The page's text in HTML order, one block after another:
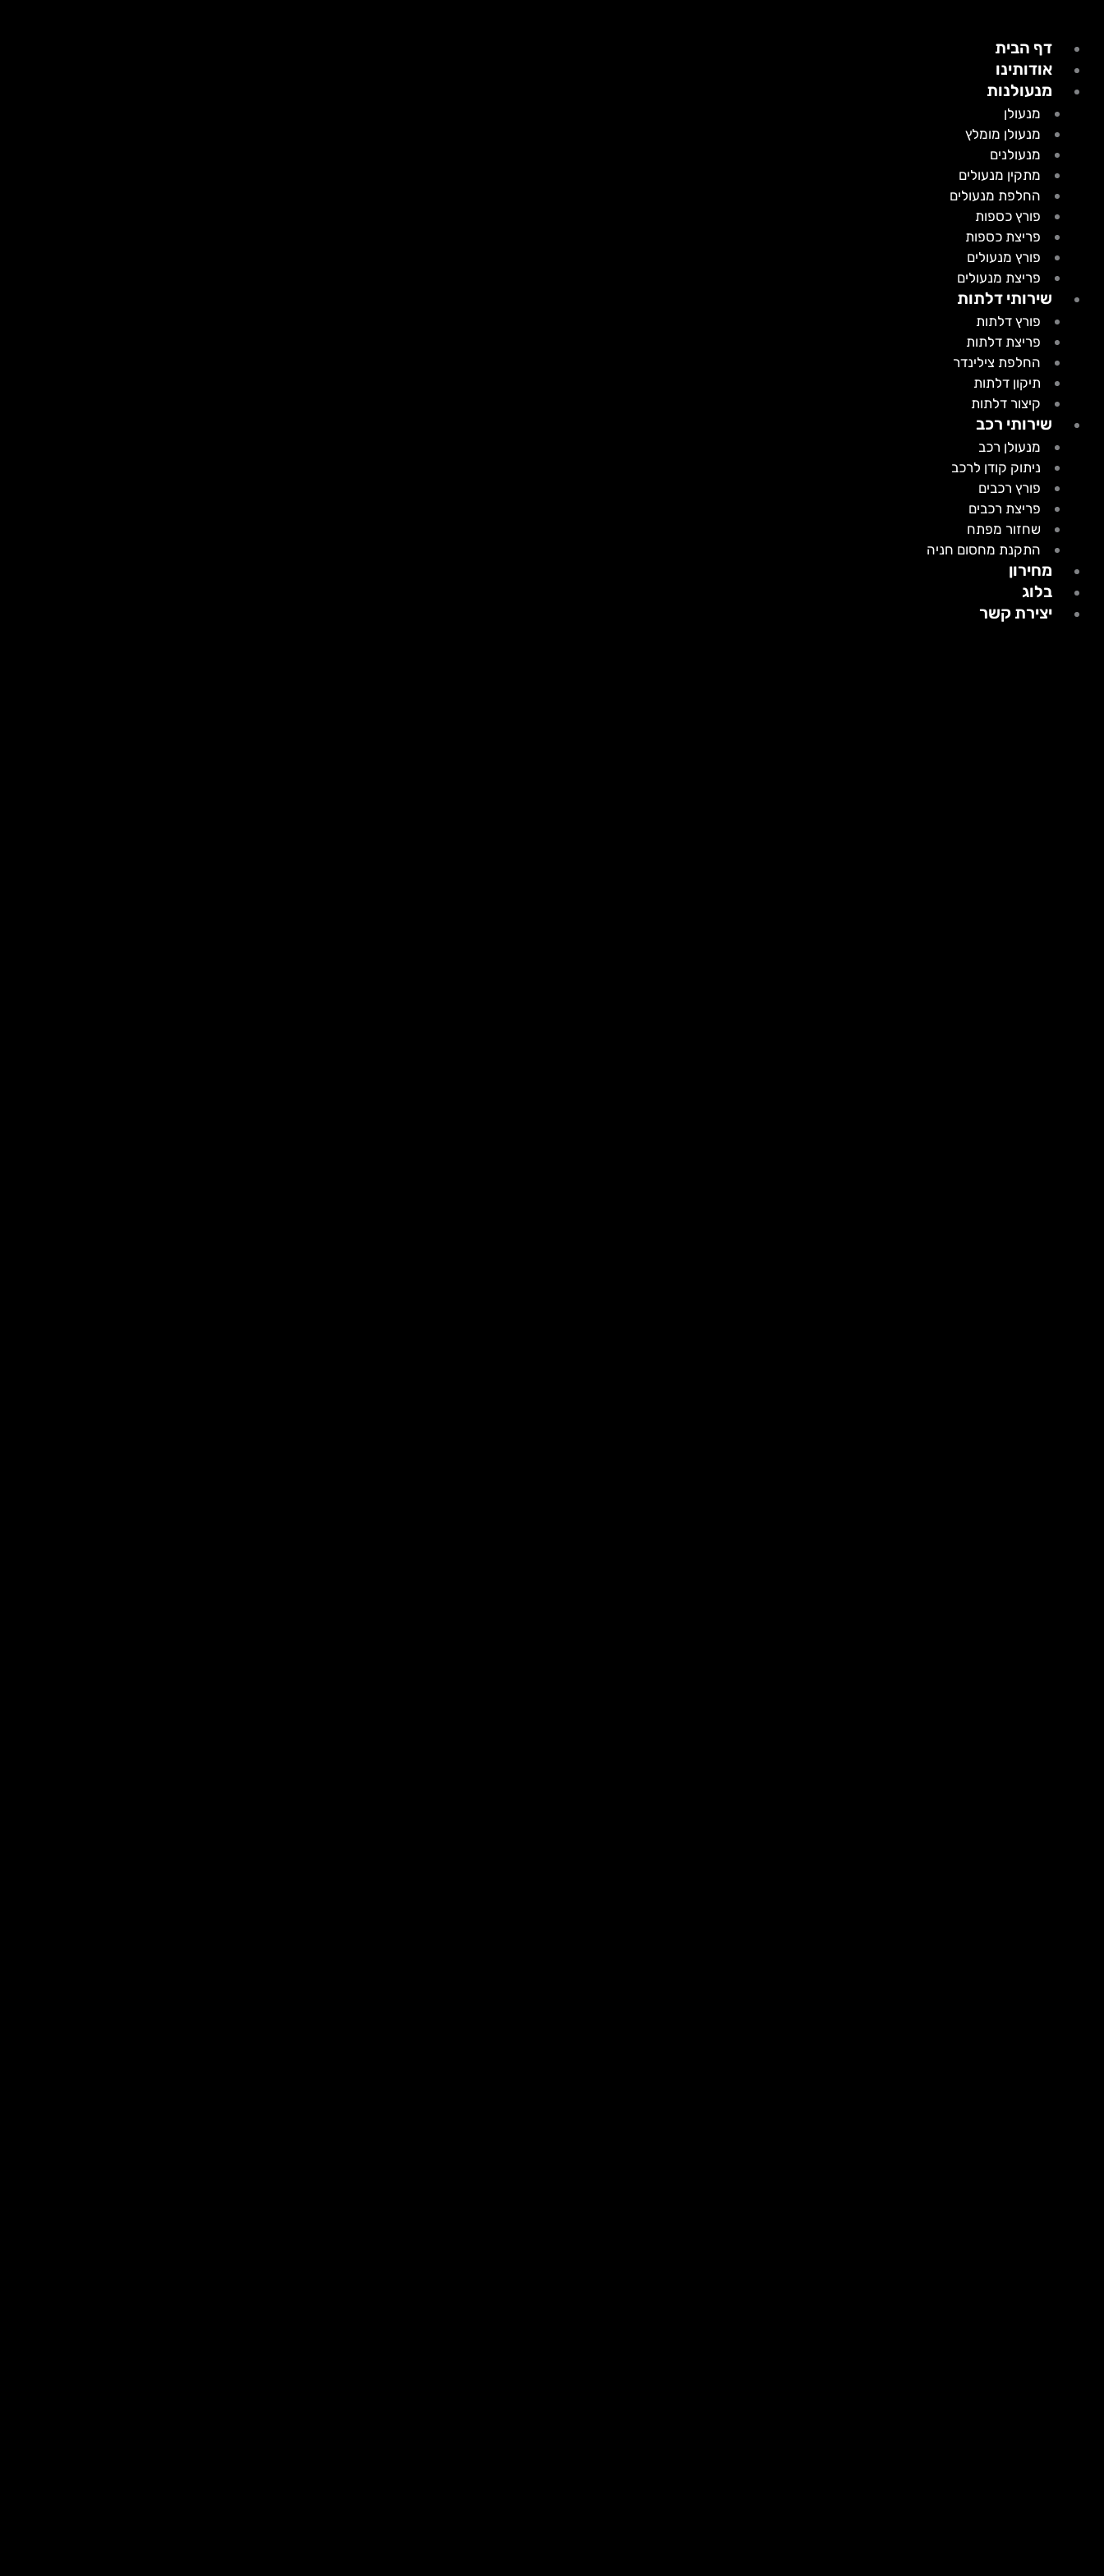
דף הבית
אודותינו
מנעולנות
מנעולן
מנעולן מומלץ
מנעולנים
מתקין מנעולים
החלפת מנעולים
פורץ כספות
פריצת כספות
פורץ מנעולים
פריצת מנעולים
שירותי דלתות
פורץ דלתות
פריצת דלתות
החלפת צילינדר
תיקון דלתות
קיצור דלתות
שירותי רכב
מנעולן רכב
ניתוק קודן לרכב
פורץ רכבים
פריצת רכבים
שחזור מפתח
התקנת מחסום חניה
מחירון
בלוג
יצירת קשר